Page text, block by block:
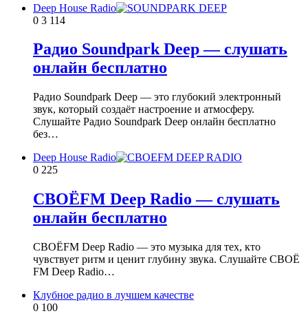
Deep House Radio
0 3 114
Радио Soundpark Deep — слушать
онлайн бесплатно
Радио Soundpark Deep — это глубокий электронный
звук, который создаёт настроение и атмосферу.
Слушайте Радио Soundpark Deep онлайн бесплатно
без…
Deep House Radio
0 225
СВОЁFM Deep Radio — слушать
онлайн бесплатно
СВОЁFM Deep Radio — это музыка для тех, кто
чувствует ритм и ценит глубину звука. Слушайте СВОЁ
FM Deep Radio…
Клубное радио в лучшем качестве
0 100